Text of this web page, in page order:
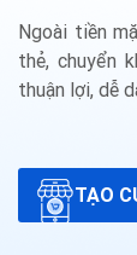
Ngoài tiền
thẻ, chuyển
thuận lợi, dễ
TẠO